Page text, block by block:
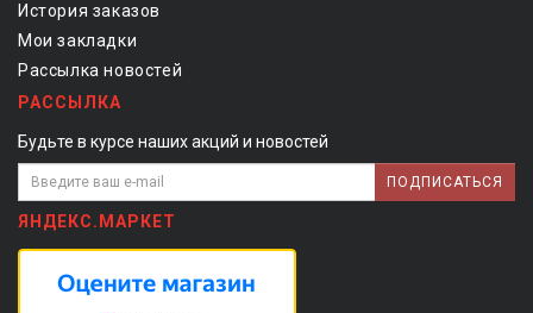
История заказов
Мои закладки
Рассылка новостей
РАССЫЛКА
Будьте в курсе наших акций и новостей
ПОДПИСАТЬСЯ
ЯНДЕКС.МАРКЕТ